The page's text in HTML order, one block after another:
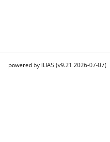
powered by ILIAS (v9.21 2026-07-07)